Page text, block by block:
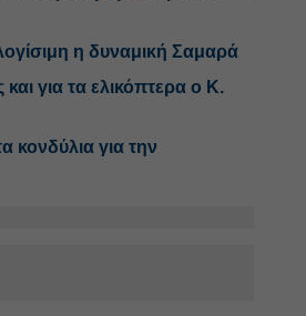
η δυναμική Σαμαρά
για τα ελικόπτερα ο Κ.
κονδύλια για την